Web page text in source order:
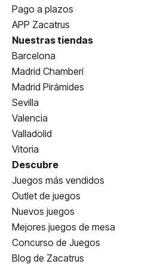
Pago a plazos
APP Zacatrus
Nuestras tiendas
Barcelona
Madrid Chamberí
Madrid Pirámides
Sevilla
Valencia
Valladolid
Vitoria
Descubre
Juegos más vendidos
Outlet de juegos
Nuevos juegos
Mejores juegos de mesa
Concurso de Juegos
Blog de Zacatrus